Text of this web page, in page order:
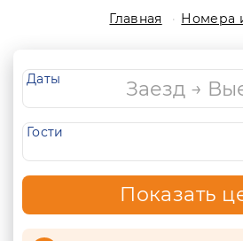
Главная Номера
Даты
Гости
Показать